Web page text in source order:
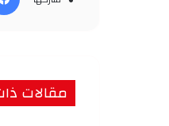
مقالات